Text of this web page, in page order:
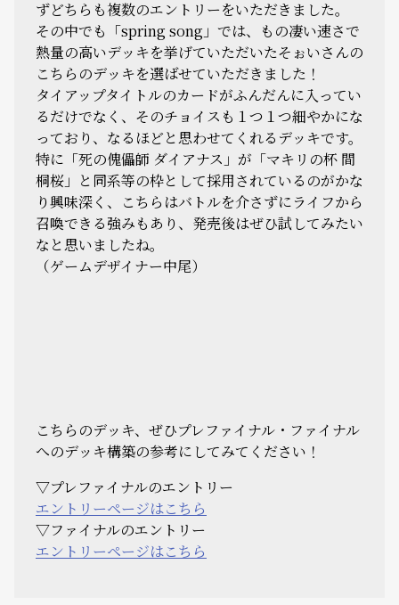
ずどちらも複数のエントリーをいただきました。
その中でも「spring song」では、もの凄い速さで
熱量の高いデッキを挙げていただいたそぉいさんの
こちらのデッキを選ばせていただきました！
タイアップタイトルのカードがふんだんに入ってい
るだけでなく、そのチョイスも１つ１つ細やかにな
っており、なるほどと思わせてくれるデッキです。
特に「死の傀儡師 ダイアナス」が「マキリの杯 間
桐桜」と同系等の枠として採用されているのがかな
り興味深く、こちらはバトルを介さずにライフから
召喚できる強みもあり、発売後はぜひ試してみたい
なと思いましたね。
（ゲームデザイナー中尾）
こちらのデッキ、ぜひプレファイナル・ファイナル
へのデッキ構築の参考にしてみてください！
▽プレファイナルのエントリー
エントリーページはこちら
▽ファイナルのエントリー
エントリーページはこちら